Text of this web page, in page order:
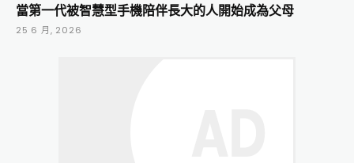
當第一代被智慧型手機陪伴長大的人開始成為父母
25 6 月, 2026